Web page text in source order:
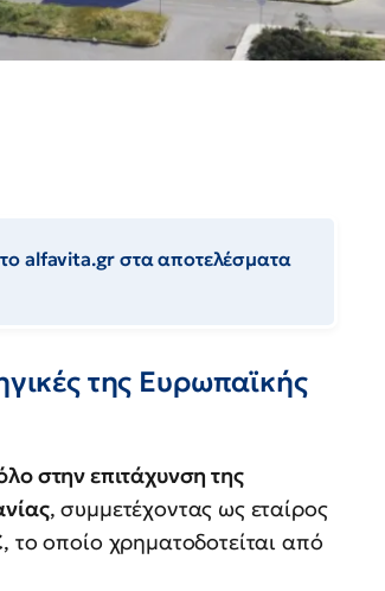
το alfavita.gr στα αποτελέσματα
της Ευρωπαϊκής
στην επιτάχυνση της
, συμμετέχοντας ως εταίρος
, το οποίο χρηματοδοτείται από